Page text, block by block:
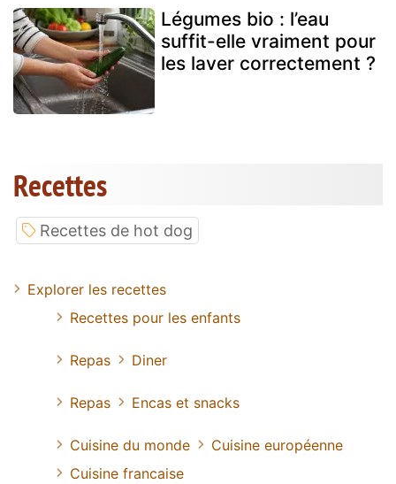
Légumes bio : l’eau
suffit-elle vraiment pour
les laver correctement ?
Recettes
Recettes de hot dog
Explorer les recettes
Recettes pour les enfants
Repas Diner
Repas Encas et snacks
Cuisine du monde
Cuisine européenne
Cuisine francaise